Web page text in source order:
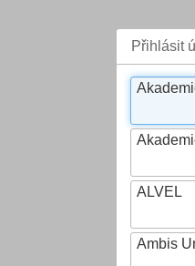
Přihlásit
ALVEL
Ambis